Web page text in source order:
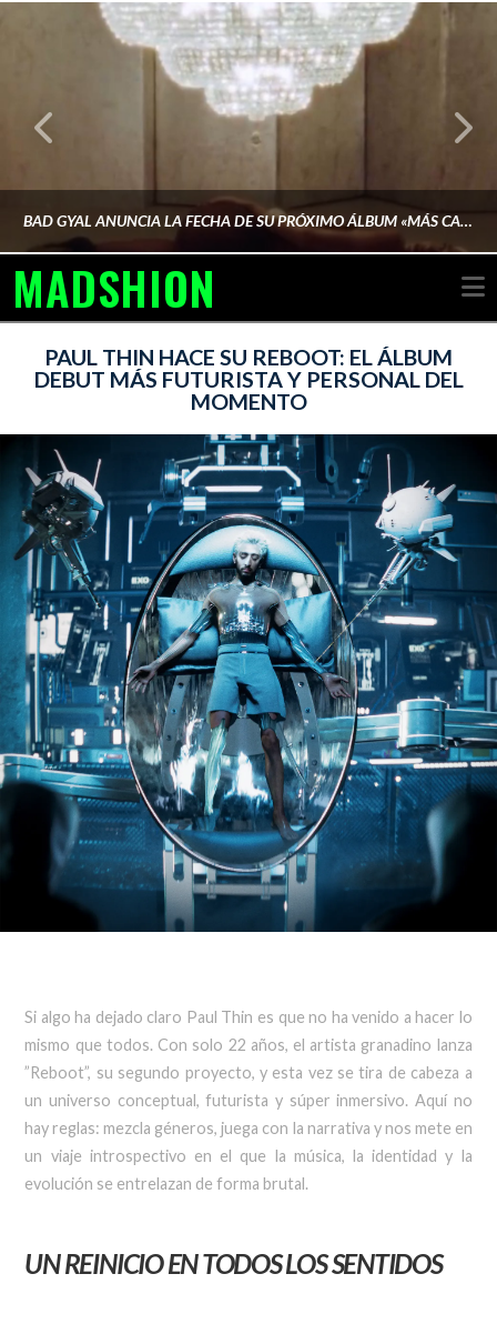
BAD GYAL ANUNCIA LA FECHA DE SU PRÓXIMO ÁLBUM «MÁS CARA»
MADSHION
PAUL THIN HACE SU REBOOT: EL ÁLBUM
DEBUT MÁS FUTURISTA Y PERSONAL DEL
MOMENTO
Si algo ha dejado claro Paul Thin es que no ha venido a hacer lo
mismo que todos. Con solo 22 años, el artista granadino lanza
”Reboot”, su segundo proyecto, y esta vez se tira de cabeza a
un universo conceptual, futurista y súper inmersivo. Aquí no
hay reglas: mezcla géneros, juega con la narrativa y nos mete en
un viaje introspectivo en el que la música, la identidad y la
evolución se entrelazan de forma brutal.
UN REINICIO EN TODOS LOS SENTIDOS